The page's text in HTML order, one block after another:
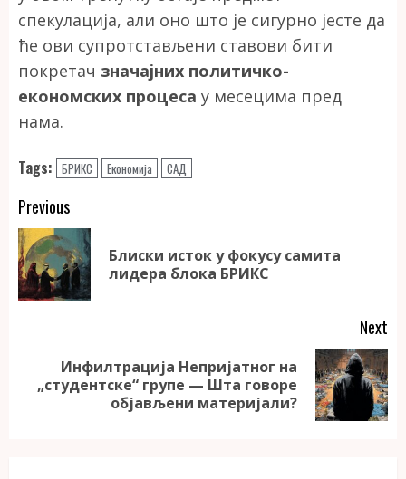
спекулација, али оно што је сигурно јесте да
ће ови супротстављени ставови бити
покретач значајних политичко-
економских процеса у месецима пред
нама.
Tags: БРИКС Економија САД
Continue
Reading
Previous
Блиски исток у фокусу самита
лидера блока БРИКС
Next
Next
Инфилтрација Непријатног на
„студентске“ групе — Шта говоре
објављени материјали?